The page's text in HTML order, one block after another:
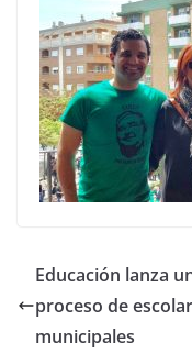
Educación lanza
proceso de
municipales